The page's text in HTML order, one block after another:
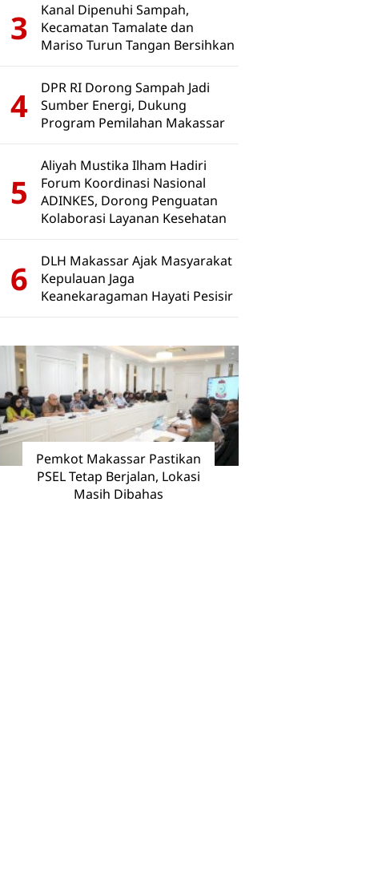
3
Kanal Dipenuhi Sampah,
Kecamatan Tamalate dan
Mariso Turun Tangan Bersihkan
4
DPR RI Dorong Sampah Jadi
Sumber Energi, Dukung
Program Pemilahan Makassar
5
Aliyah Mustika Ilham Hadiri
Forum Koordinasi Nasional
ADINKES, Dorong Penguatan
Kolaborasi Layanan Kesehatan
6
DLH Makassar Ajak Masyarakat
Kepulauan Jaga
Keanekaragaman Hayati Pesisir
Pemkot Makassar Pastikan
PSEL Tetap Berjalan, Lokasi
Masih Dibahas